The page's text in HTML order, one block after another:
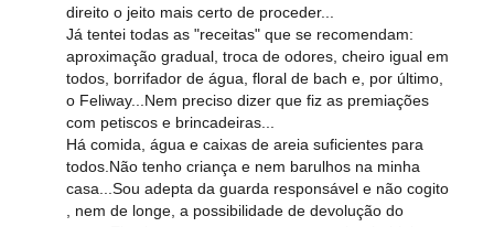
direito o jeito mais certo de proceder...
Já tentei todas as "receitas" que se recomendam:
aproximação gradual, troca de odores, cheiro igual em
todos, borrifador de água, floral de bach e, por último,
o Feliway...Nem preciso dizer que fiz as premiações
com petiscos e brincadeiras...
Há comida, água e caixas de areia suficientes para
todos.Não tenho criança e nem barulhos na minha
casa...Sou adepta da guarda responsável e não cogito
, nem de longe, a possibilidade de devolução do